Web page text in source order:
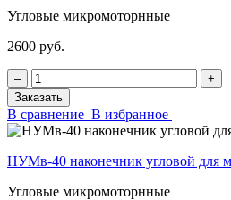
Угловые микромоторнные
2600 руб.
‒
+
Заказать
В сравнение В избранное
НУМв-40 наконечник угловой
Угловые микромоторнные